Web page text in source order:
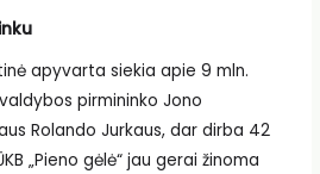
apyvarta siekia apie 9 mln.
pirmininko Jono
Rolando Jurkaus, dar dirba 42
„Pieno gėlė“ jau gerai žinoma